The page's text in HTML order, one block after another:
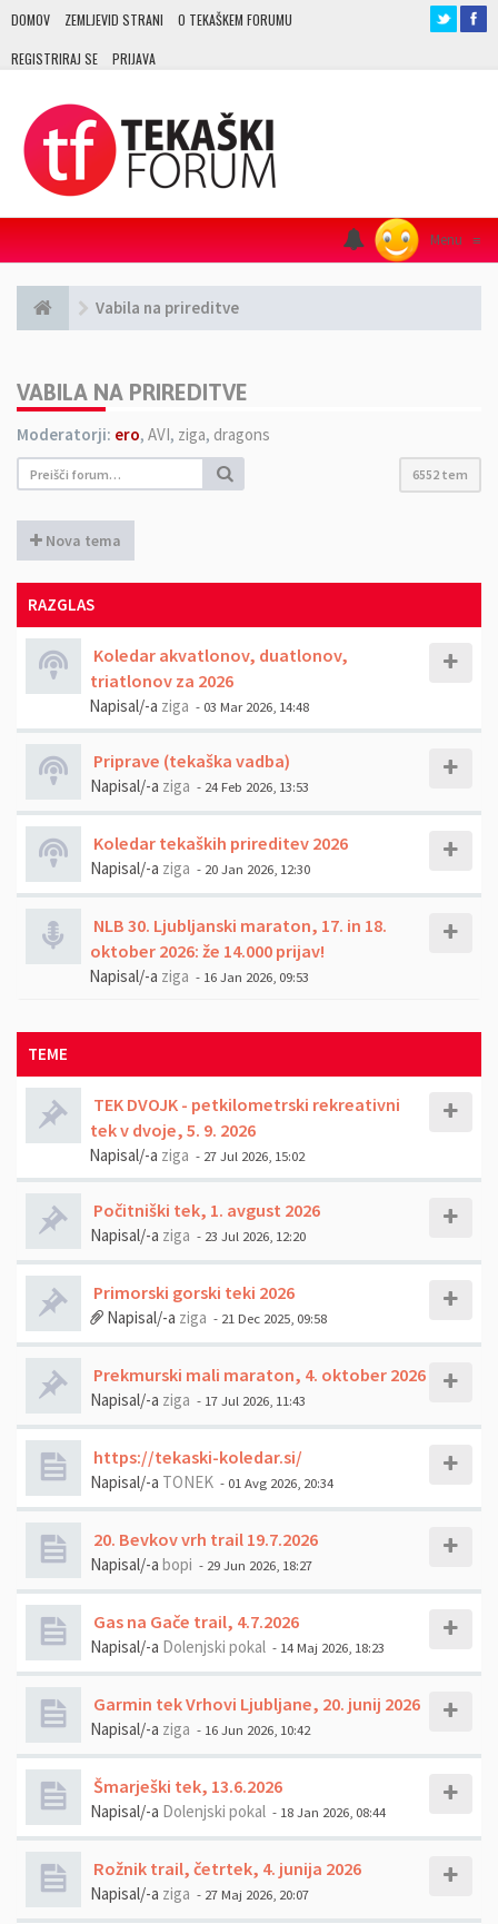
DOMOV ZEMLJEVID STRANI O TEKAŠKEM FORUMU
REGISTRIRAJ SE PRIJAVA
Menu ≡
Vabila na prireditve
VABILA NA PRIREDITVE
Moderatorji: ero, AVI, ziga, dragons
6552 tem
Nova tema
RAZGLAS
Koledar akvatlonov, duatlonov,
triatlonov za 2026
Napisal/-a ziga - 03 Mar 2026, 14:48
Priprave (tekaška vadba)
Napisal/-a ziga - 24 Feb 2026, 13:53
Koledar tekaških prireditev 2026
Napisal/-a ziga - 20 Jan 2026, 12:30
NLB 30. Ljubljanski maraton, 17. in 18.
oktober 2026: že 14.000 prijav!
Napisal/-a ziga - 16 Jan 2026, 09:53
TEME
TEK DVOJK - petkilometrski rekreativni
tek v dvoje, 5. 9. 2026
Napisal/-a ziga - 27 Jul 2026, 15:02
Počitniški tek, 1. avgust 2026
Napisal/-a ziga - 23 Jul 2026, 12:20
Primorski gorski teki 2026
Napisal/-a ziga - 21 Dec 2025, 09:58
Prekmurski mali maraton, 4. oktober 2026
Napisal/-a ziga - 17 Jul 2026, 11:43
https://tekaski-koledar.si/
Napisal/-a TONEK - 01 Avg 2026, 20:34
20. Bevkov vrh trail 19.7.2026
Napisal/-a bopi - 29 Jun 2026, 18:27
Gas na Gače trail, 4.7.2026
Napisal/-a Dolenjski pokal - 14 Maj 2026, 18:23
Garmin tek Vrhovi Ljubljane, 20. junij 2026
Napisal/-a ziga - 16 Jun 2026, 10:42
Šmarješki tek, 13.6.2026
Napisal/-a Dolenjski pokal - 18 Jan 2026, 08:44
Rožnik trail, četrtek, 4. junija 2026
Napisal/-a ziga - 27 Maj 2026, 20:07